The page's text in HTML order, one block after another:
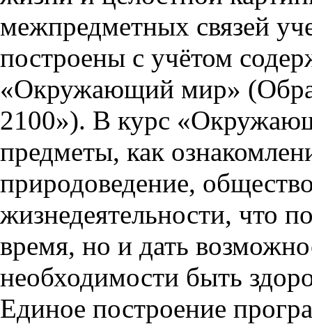
межпредметных связей
построены с учётом
«Окружающий мир»
2100»). В курс
предметы, как
природоведение,
жизнедеятельности, что
время, но и дать
необходимости быть
Единое построение